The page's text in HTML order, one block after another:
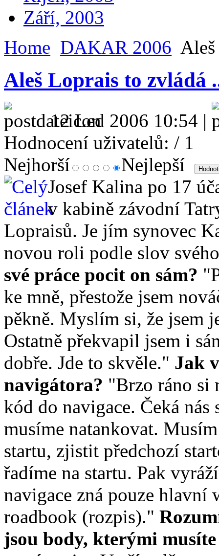
Září, 2003
Home DAKAR 2006
Aleš Loprais to zvládá
12 Led 2006 10:54 |
Hodnocení uživatelů: / 1
Nejhorší
Nejlepší
Josef Kalina po 17
v kabině závodní
Lopraisů. Je jím synovec
novou roli podle slov
své práce pocit on sám?
ke mně, přestože jsem
pěkně. Myslím si, že jsem
Ostatně překvapil jsem i
dobře. Jde to skvěle." Jak
navigátora? "Brzo ráno si
kód do navigace. Čeká
musíme natankovat.
startu, zjistit předchozí
řadíme na startu. Pak
navigace zná pouze
roadbook (rozpis)."
jsou body, kterými